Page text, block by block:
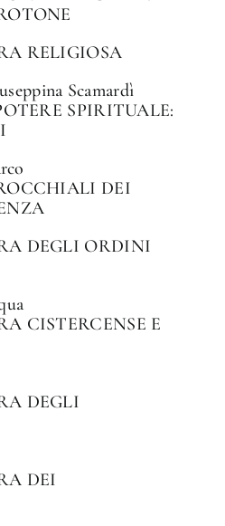
RELIGIOSA
Scamardì
SPIRITUALE:
DEI
DEGLI ORDINI
CISTERCENSE E
DEGLI
DEI